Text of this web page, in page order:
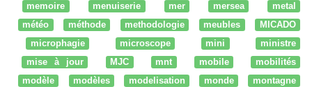
memoire
menuiserie mer mersea
metal
météo
méthode methodologie meubles
MICADO
microphagie
microscope mini
ministre
mise à jour
MJC mnt mobile
mobilités
modèle
modèles modelisation monde
montagne